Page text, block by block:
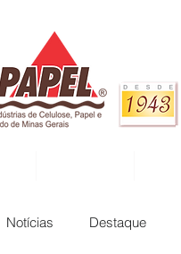
Notícias Destaque